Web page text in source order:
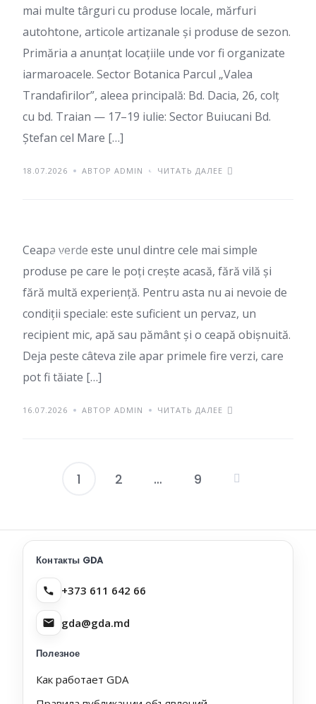
mai multe târguri cu produse locale, mărfuri
autohtone, articole artizanale și produse de sezon.
Primăria a anunțat locațiile unde vor fi organizate
iarmaroacele. Sector Botanica Parcul „Valea
Trandafirilor”, aleea principală: Bd. Dacia, 26, colț
cu bd. Traian — 17–19 iulie: Sector Buiucani Bd.
Ștefan cel Mare […]
18.07.2026 АВТОР ADMIN ЧИТАТЬ ДАЛЕЕ
БЛОГ
Как выращивать
Ceapa verde este unul dintre cele mai simple
produse pe care le poți crește acasă, fără vilă și
fără multă experiență. Pentru asta nu ai nevoie de
condiții speciale: este suficient un pervaz, un
recipient mic, apă sau pământ și o ceapă obișnuită.
Deja peste câteva zile apar primele fire verzi, care
pot fi tăiate […]
16.07.2026 АВТОР ADMIN ЧИТАТЬ ДАЛЕЕ
Пагинация
1 2 … 9
Контакты GDA
+373 611 642 66
gda@gda.md
Полезное
Как работает GDA